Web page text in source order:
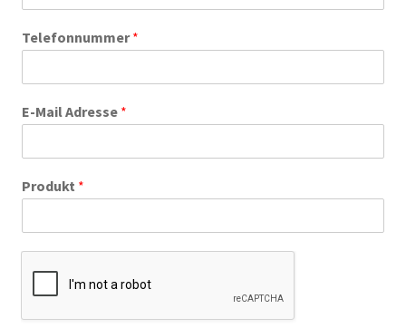
Telefonnummer*
E-Mail Adresse *
Produkt *